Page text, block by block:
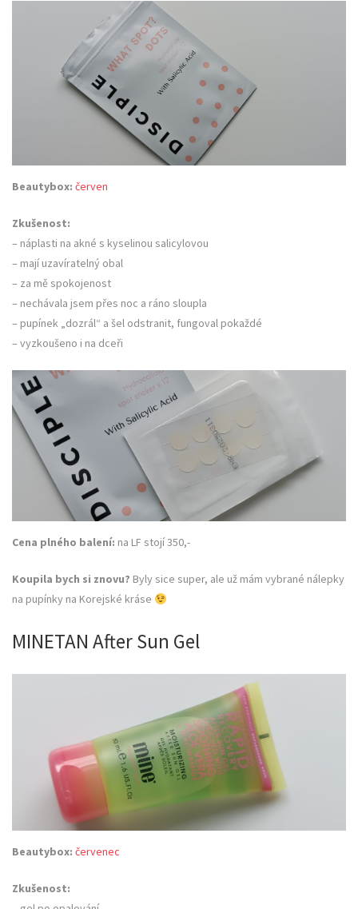
Beautybox: červen
Zkušenost:
– náplasti na akné s kyselinou salicylovou
– mají uzavíratelný obal
– za mě spokojenost
– nechávala jsem přes noc a ráno sloupla
– pupínek „dozrál“ a šel odstranit, fungoval pokaždé
– vyzkoušeno i na dceři
Cena plného balení: na LF stojí 350,-
Koupila bych si znovu? Byly sice super, ale už mám vybrané nálepky
na pupínky na Korejské kráse
MINETAN After Sun Gel
Beautybox: červenec
Zkušenost: